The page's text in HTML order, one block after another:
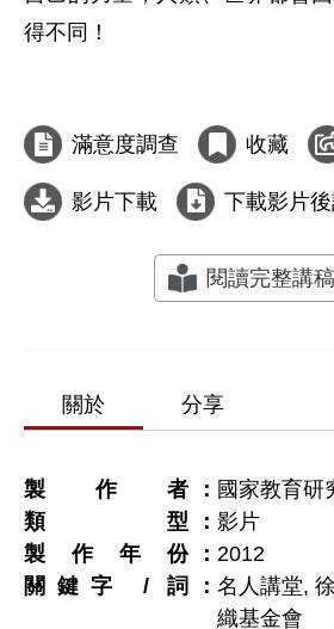
得不同！
滿意度調查 收藏
影片下載 下載影片
閱讀完整講稿
關於 分享
製作者
國家教育研
類型
影片
製作年份
2012
關鍵字 / 詞
名人講堂,
織基金會